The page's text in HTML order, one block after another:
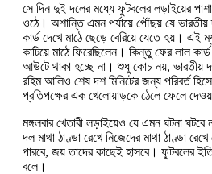
সে দিন দুই দলের মধ্যে ফুটবলের লড়াইয়ের
ওঠে। অশান্তি এমন পর্যায়ে পৌঁছয় যে
কার্ড দেখে মাঠে ছেড়ে বেরিয়ে যেতে হয়। এই
কাটিয়ে মাঠে ফিরেছিলেন। কিন্তু ফের লাল
আউটে থাকা হচ্ছে না। শুধু কোচ নয়, ভারতীয়
রহিম আলিও শেষ দশ মিনিটের জন্য পরিবর্ত
প্রতিপক্ষের এক খেলোয়াড়কে ঠেলে ফেলে
মঙ্গলবার খেতাবী লড়াইয়েও যে এমন ঘটনা
দল মাথা ঠাণ্ডা রেখে নিজেদের মাথা ঠাণ্ডা
পারবে, জয় তাদের কাছেই হাসবে। ফুটবলের
বলে।